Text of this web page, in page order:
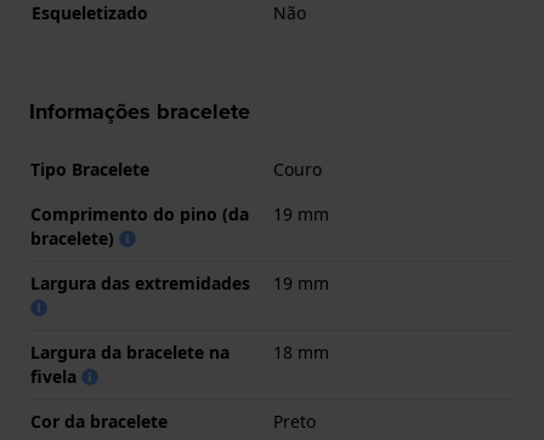
Esqueletizado
Não
Informações bracelete
Tipo Bracelete
Couro
Comprimento do pino (da
bracelete)
19 mm
Largura das extremidades 19 mm
Largura da bracelete na
fivela
18 mm
Cor da bracelete
Preto